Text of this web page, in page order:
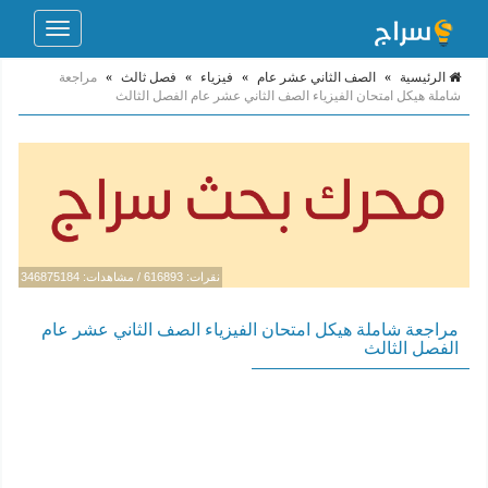
Toggle
الرئيسية » الصف الثاني عشر عام » فيزياء » فصل ثالث » مراجعة
شاملة هيكل امتحان الفيزياء الصف الثاني عشر عام الفصل الثالث
نقرات: 616893 / مشاهدات: 346875184
مراجعة شاملة هيكل امتحان الفيزياء الصف الثاني عشر عام
الفصل الثالث